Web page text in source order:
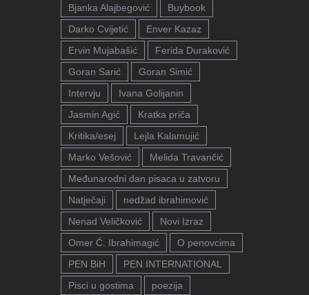
Bjanka Alajbegović
Buybook
Darko Cvijetić
Enver Kazaz
Ervin Mujabašić
Ferida Duraković
Goran Sarić
Goran Simić
Intervju
Ivana Golijanin
Jasmin Agić
Kratka priča
Kritika/esej
Lejla Kalamujić
Marko Vešović
Melida Travančić
Međunarodni dan pisaca u zatvoru
Natječaji
nedžad ibrahimović
Nenad Veličković
Novi Izraz
Omer Ć. Ibrahimagić
O penovcima
PEN BiH
PEN INTERNATIONAL
Pisci u gostima
poezija